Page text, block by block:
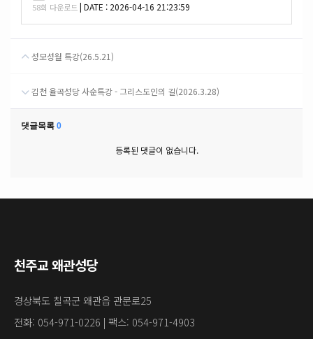
58회 다운로드 | DATE : 2026-04-16 21:23:59
성모성월 특강(26.5.21)
김천 율곡성당 사순특강 - 그리스도인의 길(2026.3.28)
댓글목록 0
등록된 댓글이 없습니다.
천주교 왜관성당
경상북도 칠곡군 왜관읍 관문로25
전화: 054-971-0226 | 팩스: 054-971-4903